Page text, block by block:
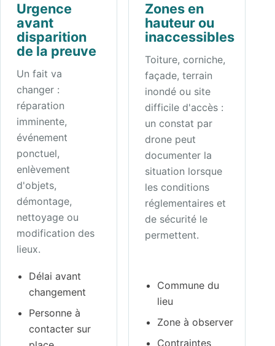
Urgence
avant
disparition
de la preuve
Un fait va
changer :
réparation
imminente,
événement
ponctuel,
enlèvement
d'objets,
démontage,
nettoyage ou
modification des
lieux.
Délai avant
changement
Personne à
contacter sur
Zones en
hauteur ou
inaccessibles
Toiture, corniche,
façade, terrain
inondé ou site
difficile d'accès :
un constat par
drone peut
documenter la
situation lorsque
les conditions
réglementaires et
de sécurité le
permettent.
Commune du
lieu
Zone à observer
Contraintes